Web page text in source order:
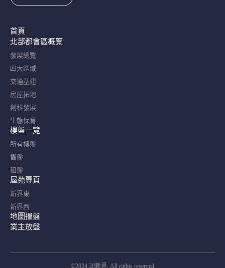
首頁
北部都會區概覽​
發展總覽
四大區域
交通基建
房屋拓地
創科發展
生態保育
樓盤一覽
所有樓盤
售盤
租盤
屋苑專頁
新界東
新界西
地圖搵盤
業主放盤
©2024 28新界. All rights reserved